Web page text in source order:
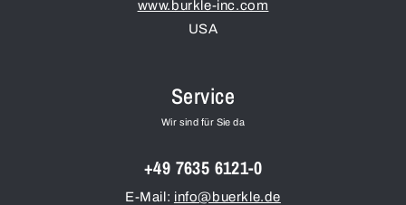
www.burkle-inc.com
USA
Service
Wir sind für Sie da
+49 7635 6121-0
E-Mail: info@buerkle.de